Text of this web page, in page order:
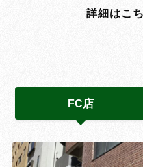
詳細はこ
FC店